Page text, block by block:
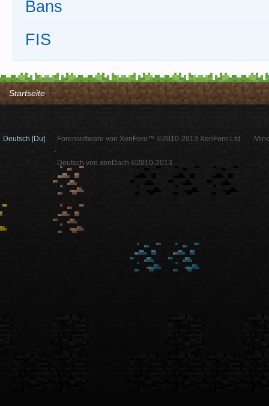
Bans
FIS
Startseite
Deutsch [Du]
Forensoftware von XenForo™ ©2010-2013 XenForo Ltd.
-
Deutsch von xenDach ©2010-2013